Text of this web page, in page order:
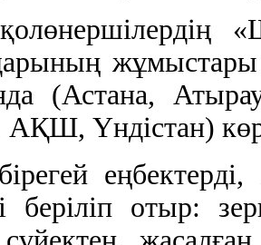
жұмыстары
(Астана,
Үндістан)
беріліп отыр: